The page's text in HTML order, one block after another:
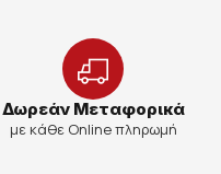
Δωρεάν Μεταφορικά
με κάθε Online πληρωμή